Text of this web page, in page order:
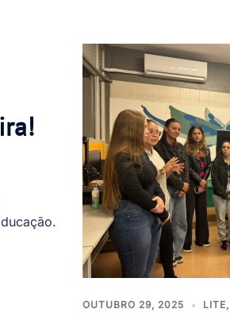
OUTUBRO 29, 2025 LITE,